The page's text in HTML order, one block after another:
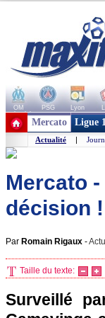
OM PSG Lyon
+ de clubs
Mercato Ligue
Actualité |
Mercato
décision !
Par Romain Rigaux -
Taille du texte:
Surveillé